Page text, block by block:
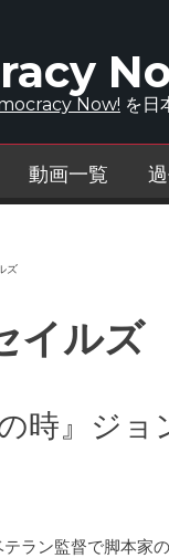
Now! を日
動画一覧
ズ
イルズ
時』ジ
ラン監督で脚本家の